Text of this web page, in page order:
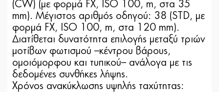
(CW) (με φορμά FX, ISO 100, m, στα 35
mm). Μέγιστος αριθμός οδηγού: 38 (STD, με
φορμά FX, ISO 100, m, στα 120 mm).
Διατίθεται δυνατότητα επιλογής μεταξύ τριών
μοτίβων φωτισμού –κέντρου βάρους,
ομοιόμορφου και τυπικού– ανάλογα με τις
δεδομένες συνθήκες λήψης.
Χρόνος ανακύκλωσης υψηλής ταχύτητας: